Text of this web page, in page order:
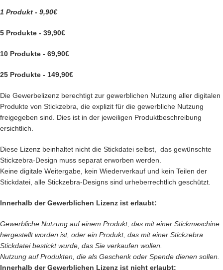
1 Produkt - 9,90€
5 Produkte - 39,90€
10 Produkte - 69,90€
25 Produkte - 149,90€
Die Gewerbelizenz berechtigt zur gewerblichen Nutzung aller digitalen
Produkte von Stickzebra, die explizit für die gewerbliche Nutzung
freigegeben sind. Dies ist in der jeweiligen Produktbeschreibung
ersichtlich.
Diese Lizenz beinhaltet nicht die Stickdatei selbst, das gewünschte
Stickzebra-Design muss separat erworben werden.
Keine digitale Weitergabe, kein Wiederverkauf und kein Teilen der
Stickdatei, alle Stickzebra-Designs sind urheberrechtlich geschützt.
Innerhalb der Gewerblichen Lizenz ist erlaubt:
Gewerbliche Nutzung auf einem Produkt, das mit einer Stickmaschine
hergestellt worden ist, oder ein Produkt, das mit einer Stickzebra
Stickdatei bestickt wurde, das Sie verkaufen wollen.
Nutzung auf Produkten, die als Geschenk oder Spende dienen sollen.
Innerhalb der Gewerblichen Lizenz ist nicht erlaubt: